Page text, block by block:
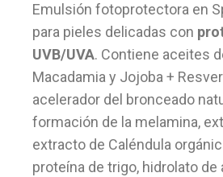
Emulsión fotoprotectora en
para pieles delicadas con
UVB/UVA. Contiene aceites
Macadamia y Jojoba +
acelerador del bronceado
formación de la melamina,
extracto de Caléndula
proteína de trigo, hidrolato de